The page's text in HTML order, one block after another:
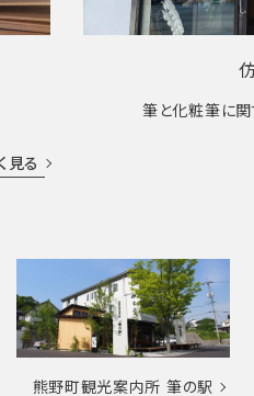
見る
筆と化粧筆に関
熊野町観光案内所 筆の駅